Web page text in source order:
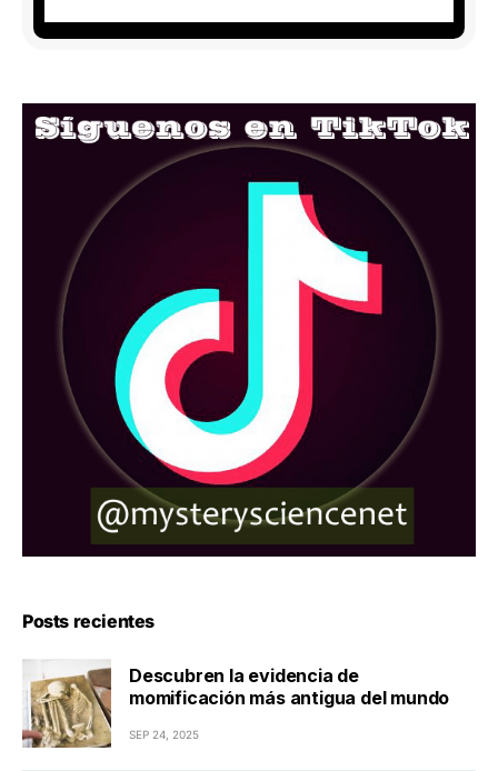
Posts recientes
Descubren la evidencia de
momificación más antigua del mundo
SEP 24, 2025